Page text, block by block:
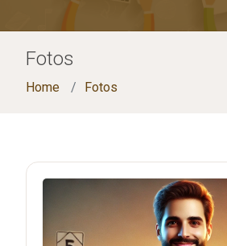
Fotos
Home Fotos